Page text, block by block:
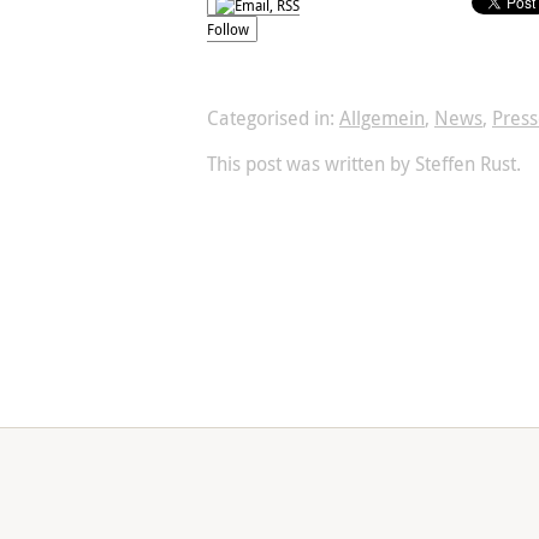
Follow
Categorised in: Allgemein, News,
This post was written by Steffen Rust.